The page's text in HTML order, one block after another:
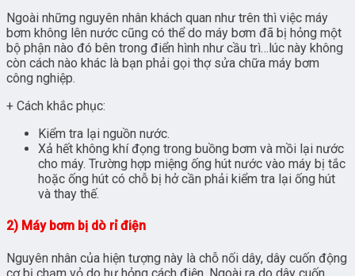
Ngoài những nguyên nhân khách quan như trên thì việc máy
bơm không lên nước cũng có thể do máy bơm đã bị hỏng một
bộ phận nào đó bên trong điển hình như cầu trì…lúc này không
còn cách nào khác là bạn phải gọi thợ sửa chữa máy bơm
công nghiệp.
+ Cách khắc phục:
Kiểm tra lại nguồn nước.
Xả hết không khí đọng trong buồng bơm và mồi lại nước
cho máy. Trường hợp miệng ống hút nước vào máy bị tắc
hoặc ống hút có chỗ bị hở cần phải kiểm tra lại ống hút
và thay thế.
2) Máy bơm bị dò rỉ điện
Nguyên nhân của hiện tượng này là chỗ nối dây, dây cuốn động
cơ bị chạm vỏ do hư hỏng cách điện. Ngoài ra do dây cuốn